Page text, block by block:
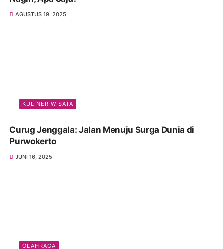
AGUSTUS 19, 2025
KULINER WISATA
Curug Jenggala: Jalan Menuju Surga Dunia di
Purwokerto
JUNI 16, 2025
OLAHRAGA